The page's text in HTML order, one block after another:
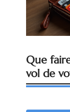
Que
vol de